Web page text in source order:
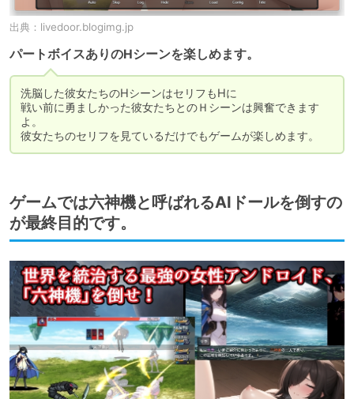
出典： livedoor.blogimg.jp
パートボイスありのHシーンを楽しめます。
洗脳した彼女たちのHシーンはセリフもHに
戦い前に勇ましかった彼女たちとのＨシーンは興奮できます
よ。
彼女たちのセリフを見ているだけでもゲームが楽しめます。
ゲームでは六神機と呼ばれるAIドールを倒すの
が最終目的です。